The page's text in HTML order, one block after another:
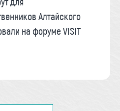
Алтайского
на форуме VISIT